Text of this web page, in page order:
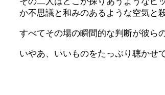
か不思議と和みのあるような空気と
すべてその場の瞬間的な判断が彼ら
いやあ、いいものをたっぷり聴かせ